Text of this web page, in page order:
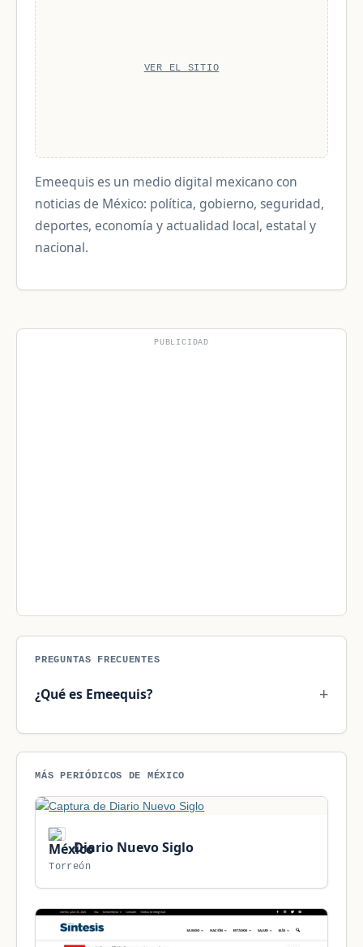
VER EL SITIO
Emeequis es un medio digital mexicano con
noticias de México: política, gobierno, seguridad,
deportes, economía y actualidad local, estatal y
nacional.
PUBLICIDAD
PREGUNTAS FRECUENTES
¿Qué es Emeequis?
MÁS PERIÓDICOS DE MÉXICO
Diario Nuevo Siglo
Torreón